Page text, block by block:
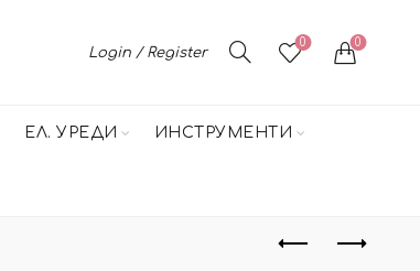
Login / Register
0 0
ЕЛ. УРЕДИ ИНСТРУМЕНТИ